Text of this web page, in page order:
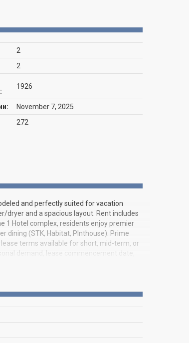
2
2
1926
November 7, 2025
272
and perfectly suited for vacation
dryer and a spacious layout. Rent includes
1 Hotel complex, residents enjoy premier
dining (STK, Habitat, Plnthouse). Prime
terms available for short, mid-term, or
demand, lease commencement date,